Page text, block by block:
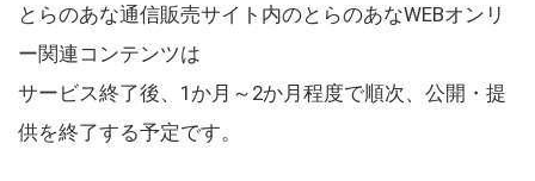
とらのあな通信販売サイト内のとらのあなWEBオンリ
ー関連コンテンツは
サービス終了後、1か月～2か月程度で順次、公開・提
供を終了する予定です。